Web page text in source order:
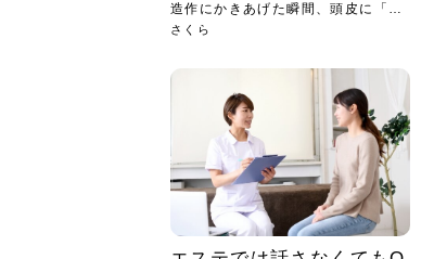
造作にかきあげた瞬間、頭皮に「ピ
リッ...
さくら